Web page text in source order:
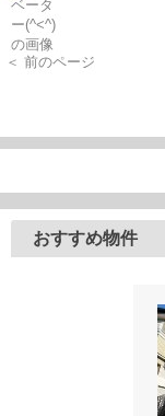
＜ 前のページ
おすすめ物件